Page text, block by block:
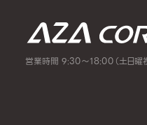
営業時間 9:30～18:00（土日曜